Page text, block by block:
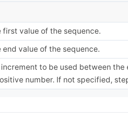
first value of the sequence.
value of the sequence.
to be used between the
number. If not specified,